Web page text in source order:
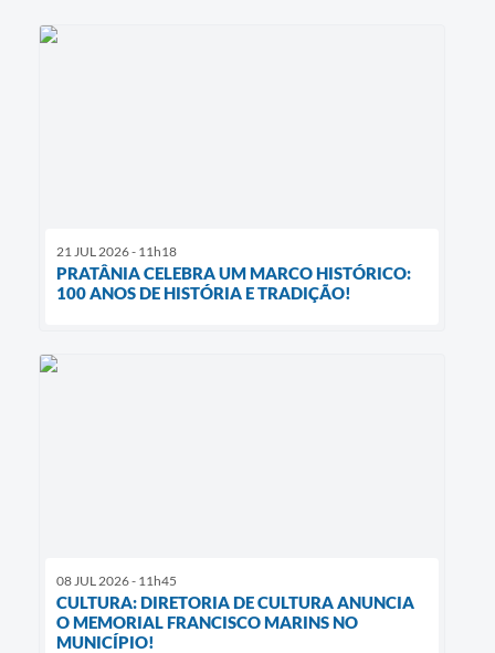
21 JUL 2026 - 11h18
PRATÂNIA CELEBRA UM MARCO HISTÓRICO:
100 ANOS DE HISTÓRIA E TRADIÇÃO!
08 JUL 2026 - 11h45
CULTURA: DIRETORIA DE CULTURA ANUNCIA
O MEMORIAL FRANCISCO MARINS NO
MUNICÍPIO!